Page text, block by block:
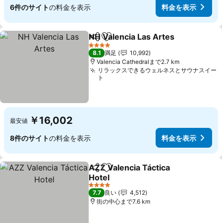
6件のサイトの料金を表示 料金を表示
シェアお気に入りに追加
NH Valencia Las Artes
4 ホテルのランク
8.1 満足
10,992
Valencia Cathedralまで2.7 km
リラックスできるウェルネスとサウナスイー
ト
最安値 ￥16,002
8件のサイトの料金を表示 料金を表示
シェアお気に入りに追加
AZZ Valencia Táctica
Hotel
4 ホテルのランク
7.7 良い
4,512
街の中心まで7.6 km